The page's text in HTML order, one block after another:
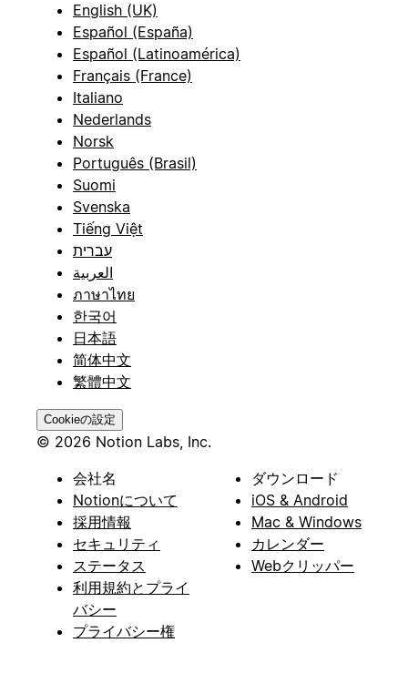
English (UK)
Español (España)
Español (Latinoamérica)
Français (France)
Italiano
Nederlands
Norsk
Português (Brasil)
Suomi
Svenska
Tiếng Việt
עברית
العربية
ภาษาไทย
한국어
日本語
简体中文
繁體中文
Cookieの設定
© 2026 Notion Labs, Inc.
会社名
Notionについて
採用情報
セキュリティ
ステータス
利用規約とプライ
バシー
プライバシー権
ダウンロード
iOS & Android
Mac & Windows
カレンダー
Webクリッパー